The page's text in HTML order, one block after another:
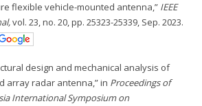
flexible vehicle-mounted antenna,” IEEE
vol. 23, no. 20, pp. 25323-25339, Sep. 2023.
design and mechanical analysis of
array radar antenna,” in Proceedings of
International Symposium on